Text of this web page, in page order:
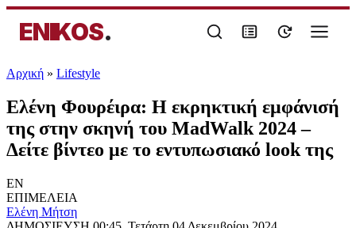
ENIKOS.
Αρχική » Lifestyle
Ελένη Φουρέιρα: Η εκρηκτική εμφάνισή
της στην σκηνή του ΜadWalk 2024 –
Δείτε βίντεο με το εντυπωσιακό look της
EN
ΕΠΙΜΕΛΕΙΑ
Eλένη Μήτση